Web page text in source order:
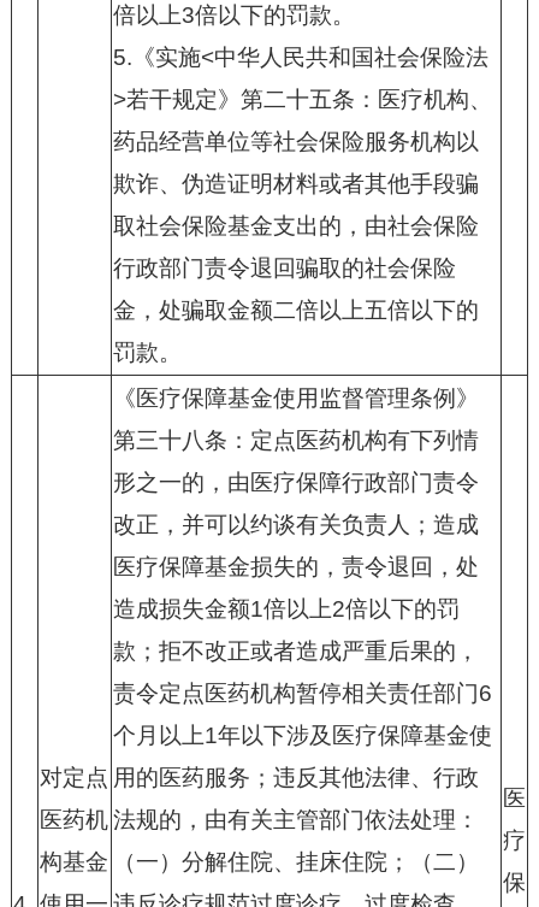
倍以上3倍以下的罚款。
5. 《实施<中华人民共和国社会保险法
>若干规定》第二十五条：医疗机构、
药品经营单位等社会保险服务机构以
欺诈、伪造证明材料或者其他手段骗
取社会保险基金支出的，由社会保险
行政部门责令退回骗取的社会保险
金，处骗取金额二倍以上五倍以下的
罚款。
对定点
医药机
构基金
《医疗保障基金使用监督管理条例》
第三十八条：定点医药机构有下列情
形之一的，由医疗保障行政部门责令
改正，并可以约谈有关负责人；造成
医疗保障基金损失的，责令退回，处
造成损失金额1倍以上2倍以下的罚
款；拒不改正或者造成严重后果的，
责令定点医药机构暂停相关责任部门6
个月以上1年以下涉及医疗保障基金使
用的医药服务；违反其他法律、行政
法规的，由有关主管部门依法处理：
（一）分解住院、挂床住院；（二）
医
疗
保